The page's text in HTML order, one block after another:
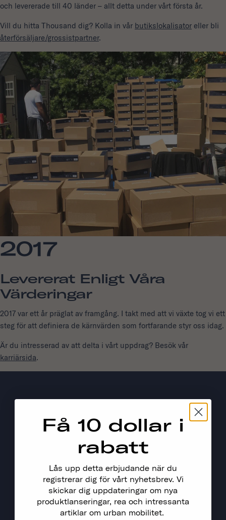
och levererade till 40 länder – allt detta under vårt första år.
Vill du hitta Thousand dig? Kolla in vår butikslokalisator eller bli
återförsäljare/grossistpartner.
2017
Levererat Enligt Våra
Värderingar
2017 var ett år präglat av framgång. I takt med att vi växte tog vi ett
steg för att definiera de kärnvärden som fortfarande styr oss idag.
Är du intresserad av att delta i vårt uppdrag? Besök vår
karriärsida.
Få 10 dollar i
rabatt
Lås upp detta erbjudande när du
registrerar dig för vårt nyhetsbrev. Vi
skickar dig uppdateringar om nya
produktlanseringar, rea och intressanta
artiklar om urban mobilitet.